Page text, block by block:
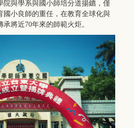
院與學系與國小師培分道揚鑣，僅
國小良師的重任，在教育全球化與
將近70年來的師範火炬。